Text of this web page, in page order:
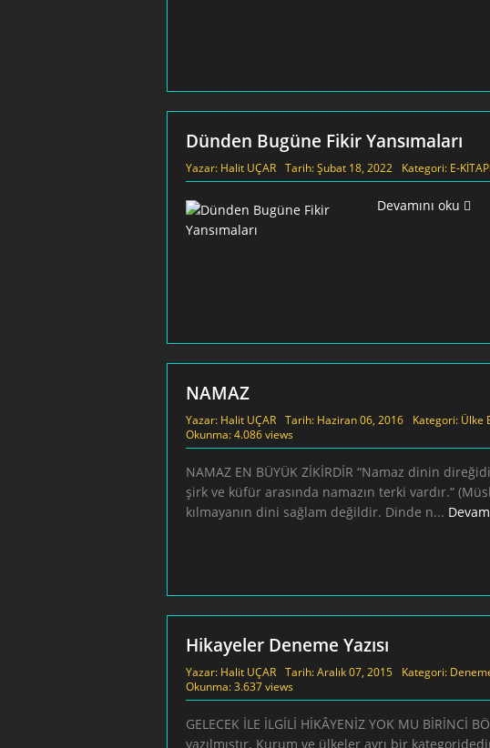
Dünden Bugüne Fikir Yansımaları
Yazar: Halit UÇAR Tarih:Şubat 18, 2022 Kategori: E-
Devamını oku
NAMAZ
Yazar: Halit UÇAR Tarih: Haziran 06, 2016 Kategori: Ülke
Okunma: 4.086 views
NAMAZ EN BÜYÜK ZİKİRDİR “Namaz dinin
şirk ve küfür arasında namazın terki vardır.”
kılmayanın dini sağlam değildir. Dinde n...
Hikayeler Deneme Yazısı
Yazar: Halit UÇAR Tarih:Aralık 07, 2015 Kategori:
Okunma: 3.637 views
GELECEK İLE İLGİLİ HİKÂYENİZ YOK MU BİRİNCİ
yazılmıştır. Kurum ve ülkeler ayrı bir